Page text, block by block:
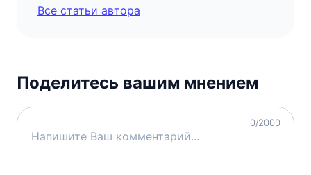
Все статьи автора
Поделитесь вашим мнением
0/2000